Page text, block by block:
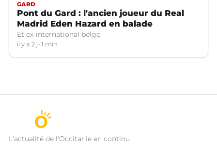
GARD
Pont du Gard : l'ancien joueur du Real
Madrid Eden Hazard en balade
Et ex-international belge.
il y a 2 j 1 min
L'actualité de l'Occitanie en continu